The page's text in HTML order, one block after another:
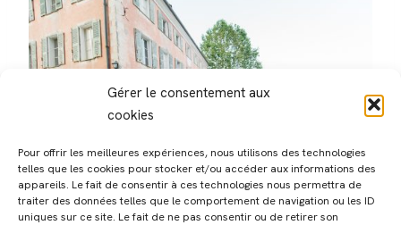
Gérer le consentement aux
cookies
Pour offrir les meilleures expériences, nous utilisons des technologies
telles que les cookies pour stocker et/ou accéder aux informations des
appareils. Le fait de consentir à ces technologies nous permettra de
traiter des données telles que le comportement de navigation ou les ID
uniques sur ce site. Le fait de ne pas consentir ou de retirer son